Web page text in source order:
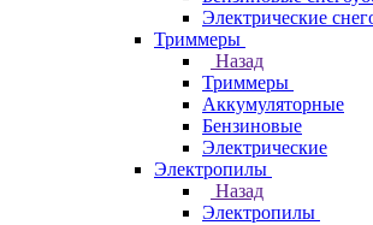
Электрические
Триммеры
Назад
Триммеры
Аккумуляторные
Бензиновые
Электрические
Электропилы
Назад
Электропилы